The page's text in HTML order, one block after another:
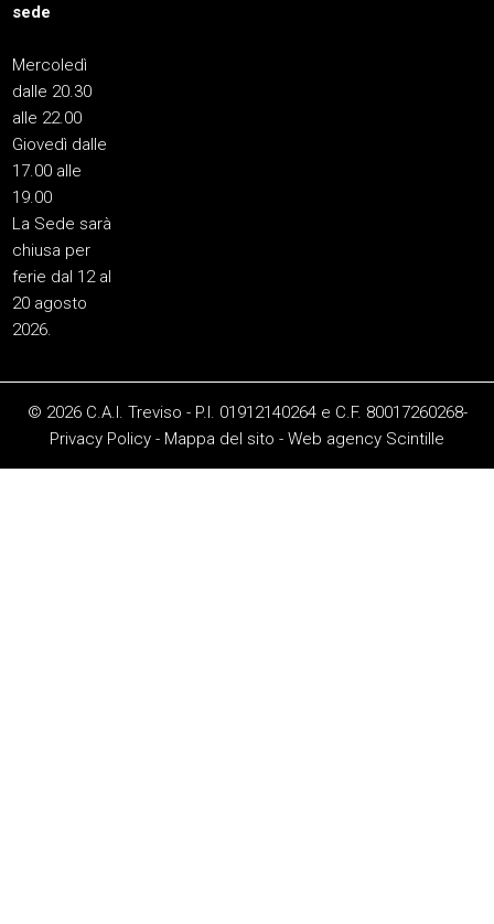
sede
Mercoledì
dalle 20.30
alle 22.00
Giovedì dalle
17.00 alle
19.00
La Sede sarà
chiusa per
ferie dal 12 al
20 agosto
2026.
© 2026 C.A.I. Treviso - P.I. 01912140264 e C.F. 80017260268-
Privacy Policy - Mappa del sito - Web agency Scintille